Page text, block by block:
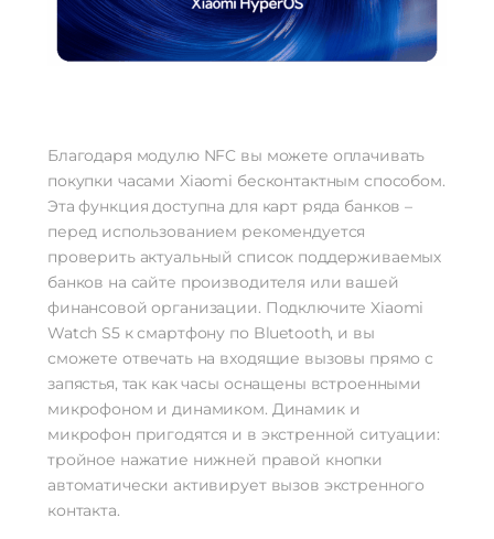
Благодаря модулю NFC вы можете оплачивать
покупки часами Xiaomi бесконтактным способом.
Эта функция доступна для карт ряда банков –
перед использованием рекомендуется
проверить актуальный список поддерживаемых
банков на сайте производителя или вашей
финансовой организации. Подключите Xiaomi
Watch S5 к смартфону по Bluetooth, и вы
сможете отвечать на входящие вызовы прямо с
запястья, так как часы оснащены встроенными
микрофоном и динамиком. Динамик и
микрофон пригодятся и в экстренной ситуации:
тройное нажатие нижней правой кнопки
автоматически активирует вызов экстренного
контакта.